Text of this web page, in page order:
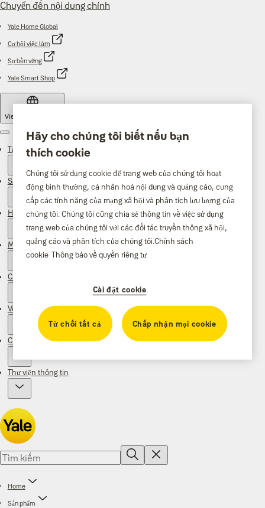
Chuyển đến nội dung chính
Yale Home Global
Cơ hội việc làm
Sự bền vững
Yale Smart Shop
Vietnam
Menu
Tại sao là Yale
Sản phẩm
Hỗ trợ
Mua ở đâu
Câu chuyện
Về chúng tôi
Chiến dịch
Thư viện thông tin
Home
Sản phẩm
Hãy cho chúng tôi biết nếu bạn
thích cookie
Chúng tôi sử dụng cookie để trang web của chúng tôi hoạt
động bình thường, cá nhân hoá nội dung và quảng cáo, cung
cấp các tính năng của mạng xã hội và phân tích lưu lượng của
chúng tôi. Chúng tôi cũng chia sẻ thông tin về việc sử dụng
trang web của chúng tôi với các đối tác truyền thông xã hội,
quảng cáo và phân tích của chúng tôi.Chính sách
cookie Thông báo về quyền riêng tư
Cài đặt cookie
Từ chối tất cả Chấp nhận mọi cookie